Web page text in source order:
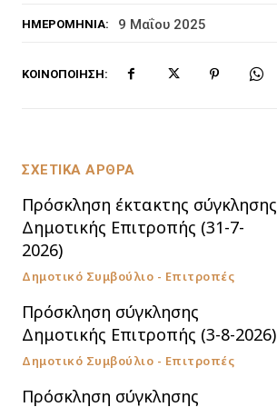
ΗΜΕΡΟΜΗΝΊΑ: 9 Μαΐου 2025
ΚΟΙΝΟΠΟΊΗΣΗ:
ΣΧΕΤΙΚΑ ΑΡΘΡΑ
Πρόσκληση έκτακτης σύγκλησης
Δημοτικής Επιτροπής (31-7-
2026)
Δημοτικό Συμβούλιο - Επιτροπές
Πρόσκληση σύγκλησης
Δημοτικής Επιτροπής (3-8-2026)
Δημοτικό Συμβούλιο - Επιτροπές
Πρόσκληση σύγκλησης